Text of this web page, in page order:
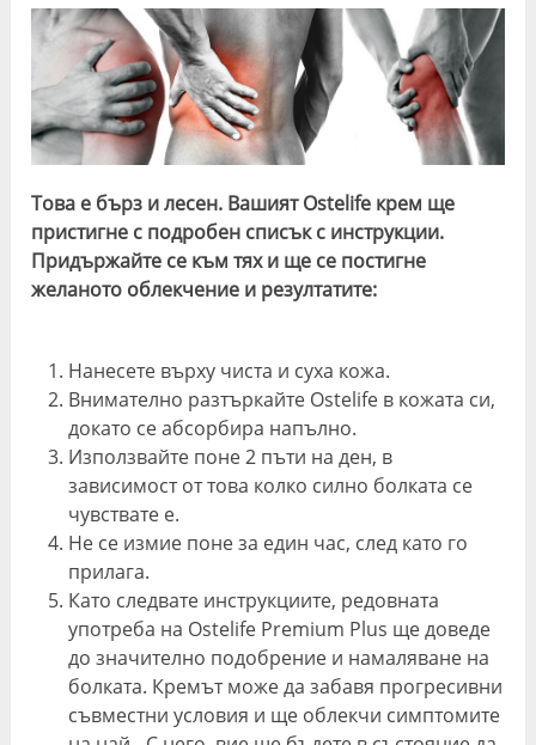
Това е бърз и лесен. Вашият Ostelife крем ще
пристигне с подробен списък с инструкции.
Придържайте се към тях и ще се постигне
желаното облекчение и резултатите:
Нанесете върху чиста и суха кожа.
Внимателно разтъркайте Ostelife в кожата си,
докато се абсорбира напълно.
Използвайте поне 2 пъти на ден, в
зависимост от това колко силно болката се
чувствате е.
Не се измие поне за един час, след като го
прилага.
Като следвате инструкциите, редовната
употреба на Ostelife Premium Plus ще доведе
до значително подобрение и намаляване на
болката. Кремът може да забавя прогресивни
съвместни условия и ще облекчи симптомите